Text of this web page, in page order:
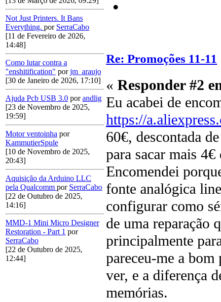
Not Just Printers. It Bans
Everything. por SerraCabo
[11 de Fevereiro de 2026,
14:48]
Como lutar contra a
"enshitification" porjm_araujo
[30 de Janeiro de 2026, 17:10]
Ajuda Pcb USB 3.0 porandlig
[23 de Novembro de 2025,
19:59]
Motor ventoinha por
KammutierSpule
[10 de Novembro de 2025,
20:43]
Aquisição da Arduino LLC
pela Qualcomm por SerraCabo
[22 de Outubro de 2025,
14:16]
MMD-1 Mini Micro Designer
Restoration - Part 1 por
SerraCabo
[22 de Outubro de 2025,
12:44]
Re: Promoções 11-11
« Responder #2
Eu acabei de
https://
60€, descontada
para sacar mais 4€
Encomendei
fonte analógica
configurar como
de uma reparação
principalmente
pareceu-me a bom
ver, e a diferença
memórias.